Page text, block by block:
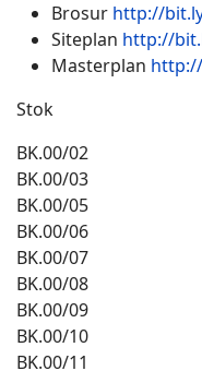
Brosur http://
Siteplan http://
Masterplan
Stok
BK.00/02
BK.00/03
BK.00/05
BK.00/06
BK.00/07
BK.00/08
BK.00/09
BK.00/10
BK.00/11